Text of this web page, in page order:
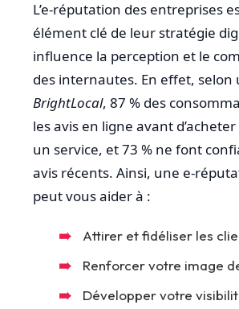
L’e-réputation des entreprises
élément clé de leur stratégie
influence la perception et le
des internautes. En effet, selon
BrightLocal, 87 % des
les avis en ligne avant
un service, et 73 % ne font
avis récents. Ainsi, une e-
peut vous aider à :
Attirer et fidéliser les
Renforcer votre image
Développer votre